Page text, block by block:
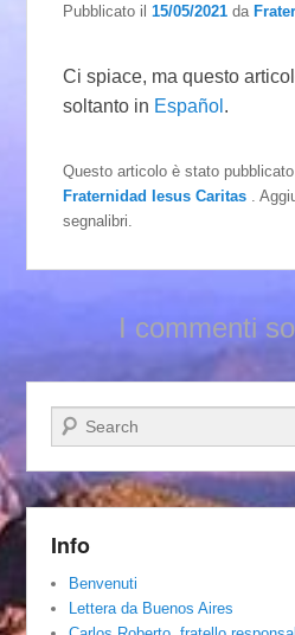
Pubblicato il15/05/2021 da
Ci spiace, ma questo
soltanto in Español .
Questo articolo è stato
Fraternidad Iesus Caritas
.
segnalibri.
I commenti
Cerca
Info
Benvenuti
Lettera da Buenos Aires